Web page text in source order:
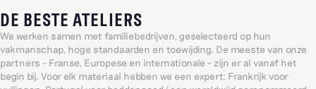
DE BESTE ATELIERS
We werken samen met familiebedrijven, geselecteerd op hun
vakmanschap, hoge standaarden en toewijding. De meeste van onze
partners – Franse, Europese en internationale – zijn er al vanaf het
begin bij. Voor elk materiaal hebben we een expert: Frankrijk voor